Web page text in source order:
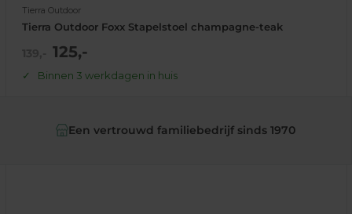
Tierra Outdoor
Tierra Outdoor Foxx Stapelstoel champagne-teak
NormaleActie
prijs
125,-
Binnen 3 werkdagen in huis
99% van onze klanten raadt ons aan